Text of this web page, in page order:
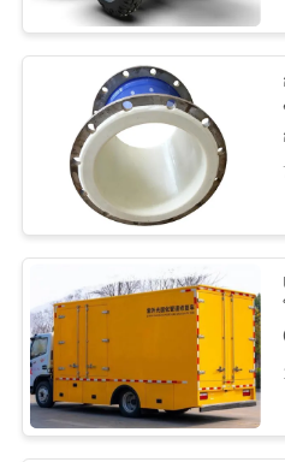
ราคา
แผนผัง
เว็บไซต์
PRIVACY
POLICY
ฉนวนกันค
Airgel
เครื่องกรอง
อุตสาหกร